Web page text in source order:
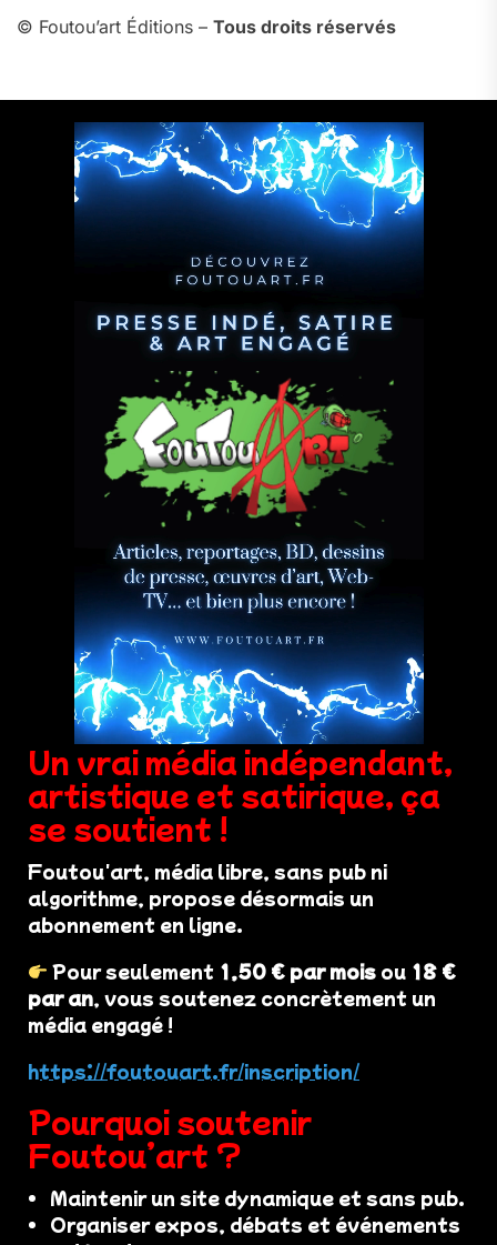
© Foutou’art Éditions – Tous droits réservés
Un vrai média indépendant,
artistique et satirique, ça
se soutient !
Foutou'art, média libre, sans pub ni
algorithme, propose désormais un
abonnement en ligne.
Pour seulement 1,50 € par mois ou 18 €
par an, vous soutenez concrètement un
média engagé !
https://foutouart.fr/inscription/
Pourquoi soutenir
Foutou’art ?
Maintenir un site dynamique et sans pub.
Organiser expos, débats et événements